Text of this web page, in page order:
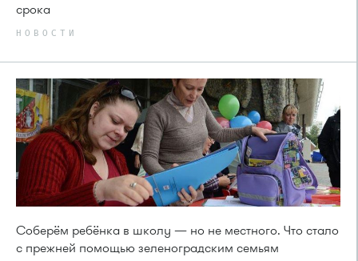
срока
НОВОСТИ
Соберём ребёнка в школу — но не местного. Что стало
с прежней помощью зеленоградским семьям